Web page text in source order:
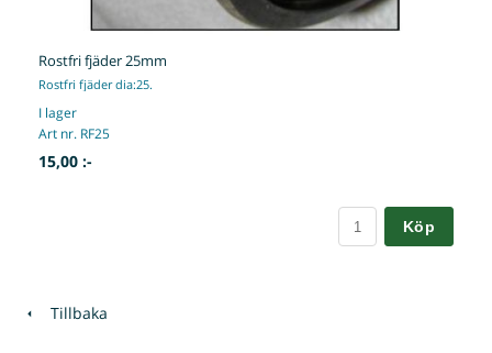
Rostfri fjäder 25mm
Rostfri fjäder dia:25.
I lager
Art nr. RF25
15,00 :-
Köp
Tillbaka